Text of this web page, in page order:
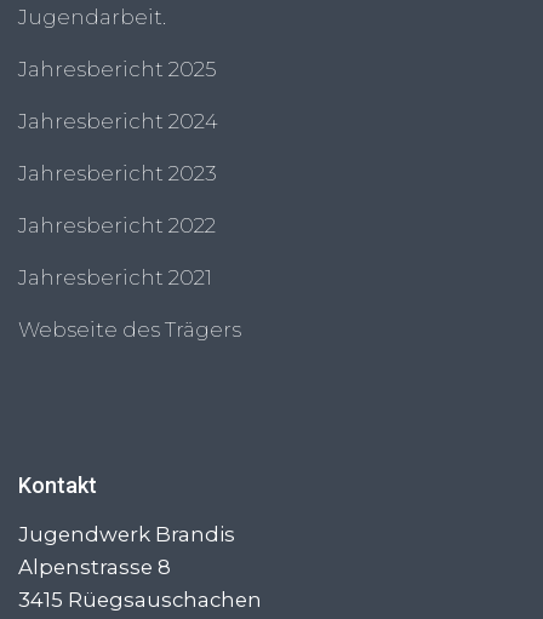
Jugendarbeit.
Jahresbericht 2025
Jahresbericht 2024
Jahresbericht 2023
Jahresbericht 2022
Jahresbericht 2021
Webseite des Trägers
Kontakt
Jugendwerk Brandis
Alpenstrasse 8
3415 Rüegsauschachen